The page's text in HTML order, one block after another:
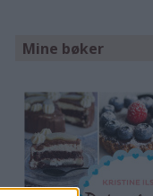
Mine bøker